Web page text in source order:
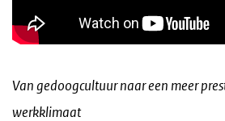
Van gedoogcultuur naar een meer
werkklimaat